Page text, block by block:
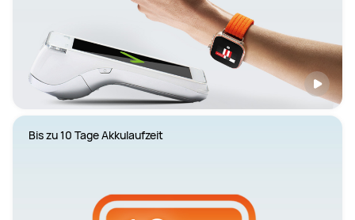
Bis zu 10 Tage Akkulaufzeit